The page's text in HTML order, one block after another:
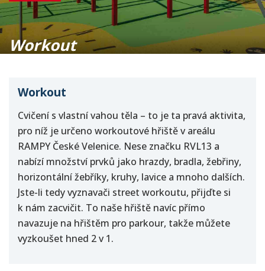
Workout
Co nabízíme
Workout
Cvičení s vlastní vahou těla – to je ta pravá aktivita,
pro níž je určeno workoutové hřiště v areálu
RAMPY České Velenice. Nese značku RVL13 a
nabízí množství prvků jako hrazdy, bradla, žebřiny,
horizontální žebříky, kruhy, lavice a mnoho dalších.
Jste-li tedy vyznavači street workoutu, přijďte si
k nám zacvičit. To naše hřiště navíc přímo
navazuje na hřištěm pro parkour, takže můžete
vyzkoušet hned 2 v 1.